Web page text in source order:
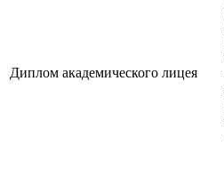
Диплом академического лицея